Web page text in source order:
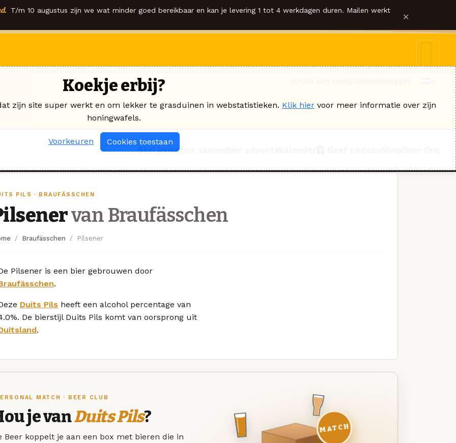
T/m 10 augustus zijn we wat minder goed bereikbaar en kan je levering 1 tot 4 werkdagen duren. Mailen werkt ×
Stel jouw box samen
PILS · BRAUFÄSSCHEN
van Braufässchen
Braufässchen Pilsener
Pilsener is een bier gebrouwen door
.
Duits Pils heeft een alcohol percentage van
De bierstijl Duits Pils komt van oorsprong uit
.
MATCH · BEER CLUB
je vanDuits Pils?
Beer koppelt je aan een box met bieren die in
MATCH
Koekje erbij?
zijn site super werkt en om lekker te grasduinen in webstatistieken. Klik hier voor meer informatie over zijn
honingwafels.
Voorkeuren Cookies toestaan